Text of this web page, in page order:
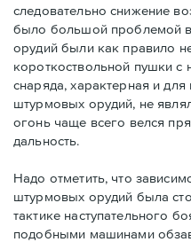
следовательно снижение
было большой проблемой
орудий были как правило
короткоствольной пушки с
снаряда, характерная и
штурмовых орудий, не
огонь чаще всего велся
дальность.
Надо отметить, что
штурмовых орудий была
тактике наступательного
подобными машинами